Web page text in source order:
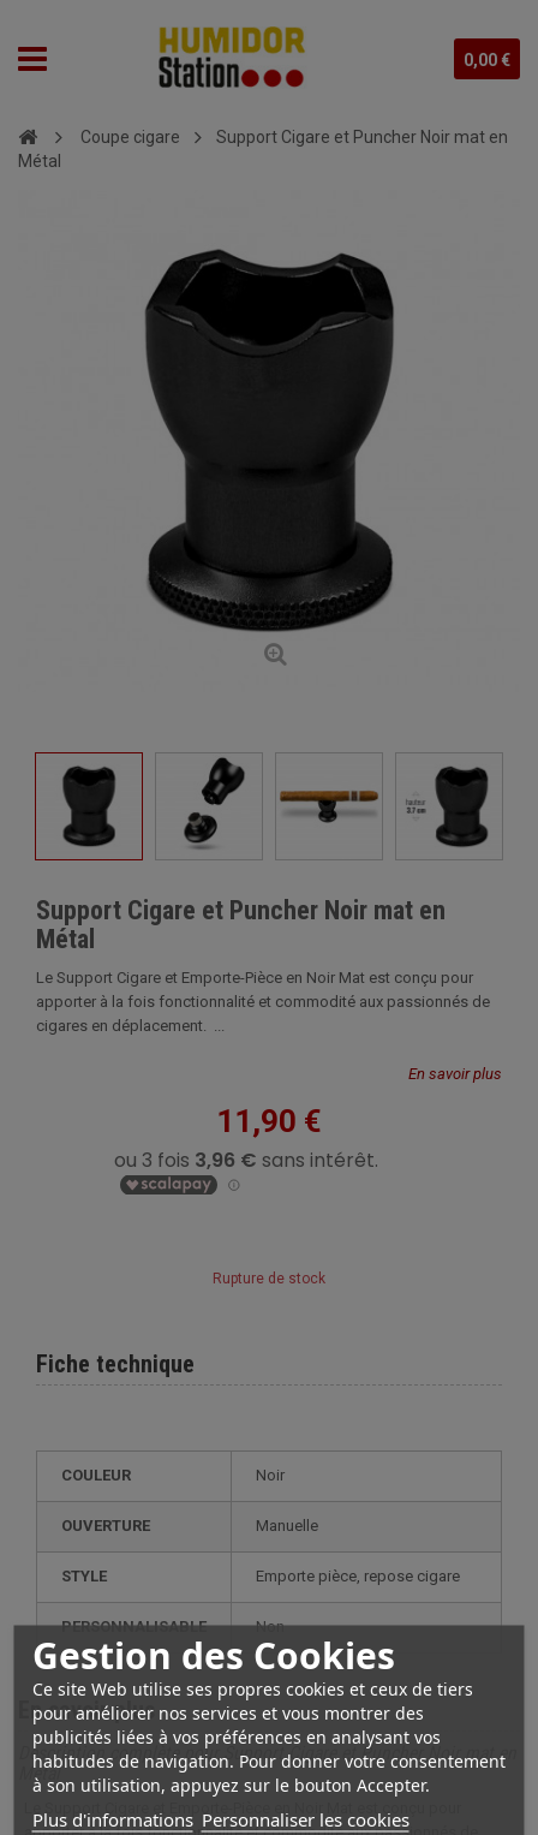
0,00 €
Gestion des Cookies
Ce site Web utilise ses propres cookies et ceux de tiers
pour améliorer nos services et vous montrer des
publicités liées à vos préférences en analysant vos
habitudes de navigation. Pour donner votre consentement
à son utilisation, appuyez sur le bouton Accepter.
Plus d'informations Personnaliser les cookies
Coupe cigare
Support Cigare et Puncher Noir mat en
Métal
Support Cigare et Puncher Noir mat en
Métal
Le Support Cigare et Emporte-Pièce en Noir Mat est conçu pour
apporter à la fois fonctionnalité et commodité aux passionnés de
cigares en déplacement. ...
En savoir plus
11,90 €
Rupture de stock
Fiche technique
COULEUR Noir
OUVERTURE Manuelle
STYLE emporte pièce, repose cigare
PERSONNALISABLE non
En savoir plus
Description complète pour Support Cigare et Puncher Noir mat en
Métal